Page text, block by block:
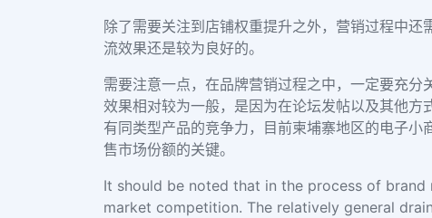
除了需要关注到店铺权重提升之外，营销过程中还
流效果还是较为良好的。
需要注意一点，在品牌营销过程之中，一定要充
效果相对较为一般，是因为在论坛发帖以及其他
有同类型产品的竞争力，目前柬埔寨地区的电子
售市场份额的关键。
It should be noted that in the process of
market competition. The relatively general